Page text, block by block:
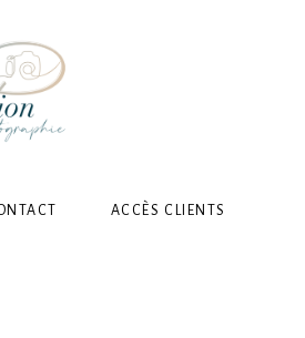
ACCÈS CLIENTS